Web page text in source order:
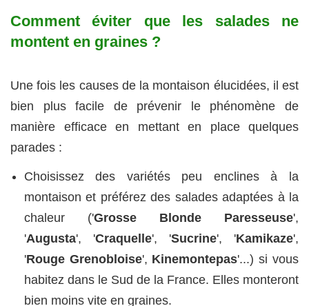
Comment éviter que les salades ne
montent en graines ?
Une fois les causes de la montaison élucidées, il est
bien plus facile de prévenir le phénomène de
manière efficace en mettant en place quelques
parades :
Choisissez des variétés peu enclines à la
montaison et préférez des salades adaptées à la
chaleur ('Grosse Blonde Paresseuse',
'Augusta', 'Craquelle', 'Sucrine', 'Kamikaze',
'Rouge Grenobloise', Kinemontepas'...) si vous
habitez dans le Sud de la France. Elles monteront
bien moins vite en graines.